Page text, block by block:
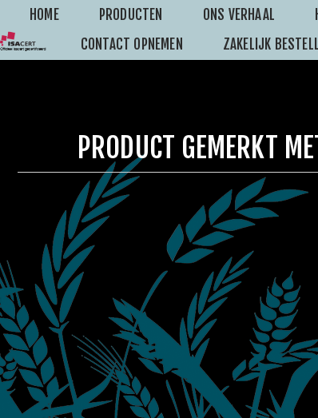
HOME PRODUCTEN ONS VERHAAL
CONTACT OPNEMEN
ZAKELIJK
PRODUCT GEMERKT